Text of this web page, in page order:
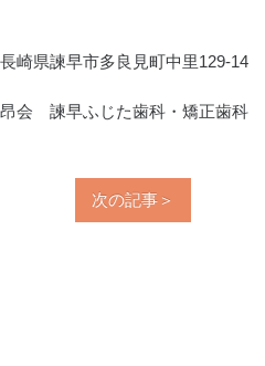
長崎県諫早市多良見町中里129-14
会 諫早ふじた歯科・矯正歯科
次の記事＞